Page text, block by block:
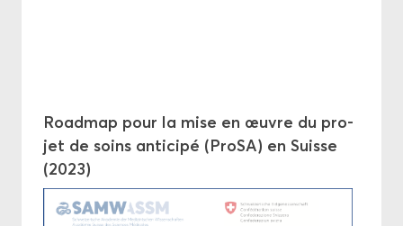
Road­map pour la mise en œuvre du pro­
jet de soins an­ti­ci­pé (ProSA) en Suisse
(2023)